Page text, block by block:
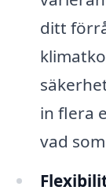
ditt
in flera
vad